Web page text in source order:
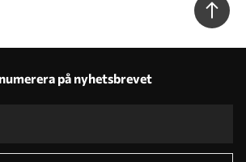
på nyhetsbrevet